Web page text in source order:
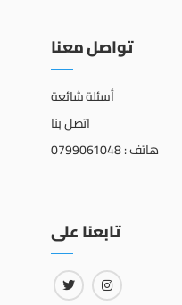
تواصل معنا
أسئلة شائعة
اتصل بنا
هاتف : 0799061048
تابعنا على